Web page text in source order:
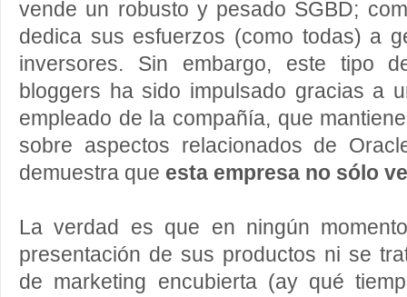
vende un robusto y pesado SGBD;
dedica sus esfuerzos (como todas) a
inversores. Sin embargo, este tipo
bloggers ha sido impulsado gracias a
empleado de la compañía, que
sobre aspectos relacionados de
demuestra que esta empresa no sólo
La verdad es que en ningún
presentación de sus productos ni se
de marketing encubierta (ay qué